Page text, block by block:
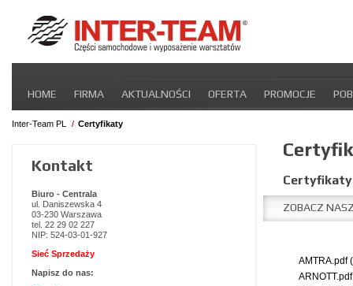
nawigacje
HOME FIRMA AKTUALNOŚCI OFERTA PROMOCJE
STREFA DLA PRZEWOŹNIKA
Inter-Team PL Certyfikaty
Certyfikaty
ZOBACZ
AMTRA.pdf
Kontakt
Biuro - Centrala
ul. Daniszewska 4
03-230 Warszawa
tel. 22 29 02 227
NIP: 524-03-01-927
Sieć Sprzedaży
Napisz do nas: